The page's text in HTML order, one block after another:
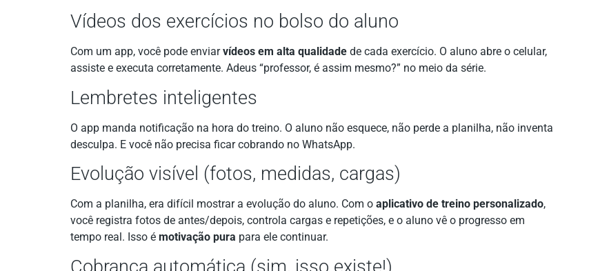
Vídeos dos exercícios no bolso do aluno
Com um app, você pode enviarvídeos em alta qualidade de cada exercício. O aluno abre o celular,
assiste e executa corretamente. Adeus “professor, é assim mesmo?” no meio da série.
Lembretes inteligentes
O app manda notificação na hora do treino. O aluno não esquece, não perde a planilha, não inventa
desculpa. E você não precisa ficar cobrando no WhatsApp.
Evolução visível (fotos, medidas, cargas)
Com a planilha, era difícil mostrar a evolução do aluno. Com o aplicativo de treino personalizado,
você registra fotos de antes/depois, controla cargas e repetições, e o aluno vê o progresso em
tempo real. Isso é motivação pura para ele continuar.